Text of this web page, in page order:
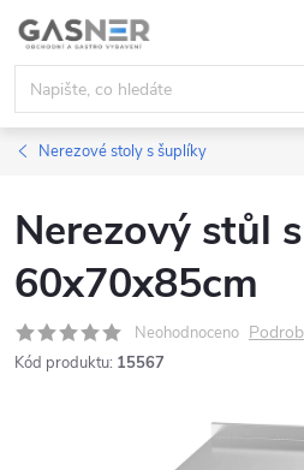
Přejít
obsah
Nerezové stoly s šuplíky
Nerezový stůl
60x70x85cm
Neohodnoceno
Kód produktu: 15567